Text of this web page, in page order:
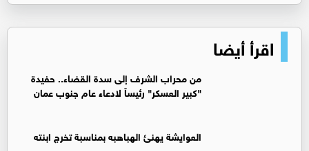
اقرأ أيضا
من محراب الشرف إلى سدة القضاء.. حفيدة
"كبير العسكر" رئيساً لادعاء عام جنوب عمان
العوايشة يهنئ الهباهبه بمناسبة تخرج ابنته